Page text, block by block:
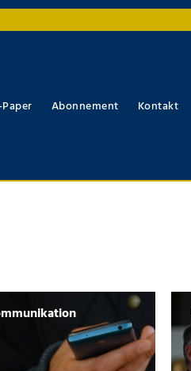
Paper Abonnement Kontakt